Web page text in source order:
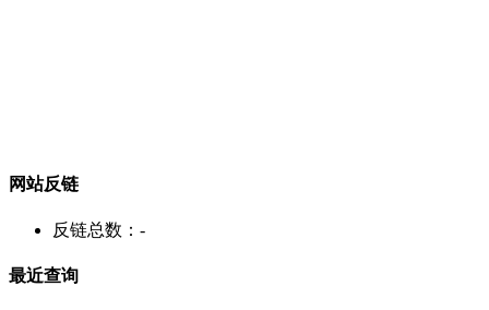
网站反链
反链总数： -
最近查询